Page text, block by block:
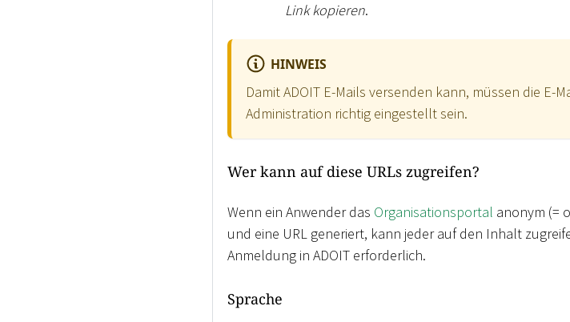
Link kopieren.
HINWEIS
Damit ADOIT E-Mails versenden kann, müssen die E-
Administration richtig eingestellt sein.
Wer kann auf diese URLs zugreifen?
Wenn ein Anwender das Organisationsportal anonym (=
und eine URL generiert, kann jeder auf den Inhalt
Anmeldung in ADOIT erforderlich.
Sprache